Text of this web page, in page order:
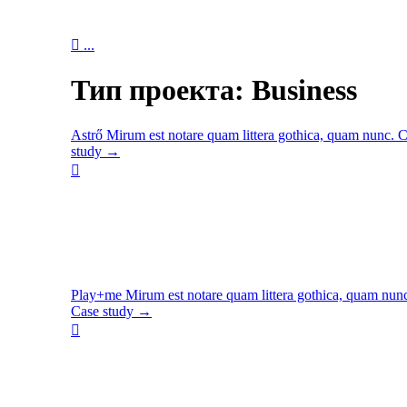
 ...
Тип проекта: Business
Astrő Mirum est notare quam littera gothica, quam nunc.
study →

Play+me Mirum est notare quam littera gothica, quam
Case study →
